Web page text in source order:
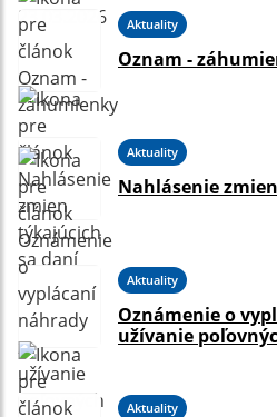
Aktuality
Oznam -
Aktuality
Nahlásenie
Aktuality
Oznámenie o
užívanie
Aktuality